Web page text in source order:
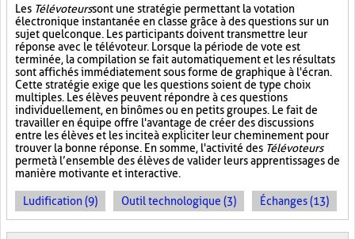
Les Télévoteurssont une stratégie permettant la votation
électronique instantanée en classe grâce à des questions sur un
sujet quelconque. Les participants doivent transmettre leur
réponse avec le télévoteur. Lorsque la période de vote est
terminée, la compilation se fait automatiquement et les résultats
sont affichés immédiatement sous forme de graphique à l'écran.
Cette stratégie exige que les questions soient de type choix
multiples. Les élèves peuvent répondre à ces questions
individuellement, en binômes ou en petits groupes. Le fait de
travailler en équipe offre l'avantage de créer des discussions
entre les élèves et les incite à expliciter leur cheminement pour
trouver la bonne réponse. En somme, l'activité des Télévoteurs
permet à l’ensemble des élèves de valider leurs apprentissages de
manière motivante et interactive.
Ludification (9) Outil technologique (3) Échanges (13)